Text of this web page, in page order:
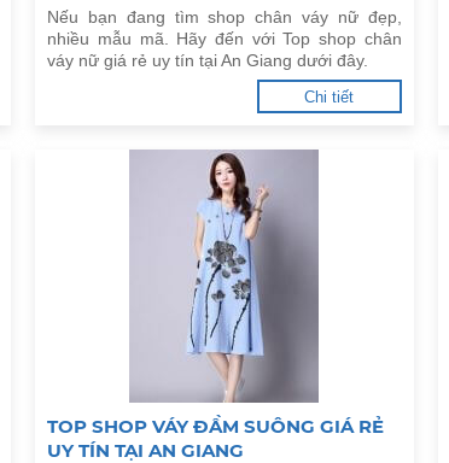
Nếu bạn đang tìm shop chân váy nữ đẹp,
nhiều mẫu mã. Hãy đến với Top shop chân
váy nữ giá rẻ uy tín tại An Giang dưới đây.
Chi tiết
TOP SHOP VÁY ĐẦM SUÔNG GIÁ RẺ
UY TÍN TẠI AN GIANG